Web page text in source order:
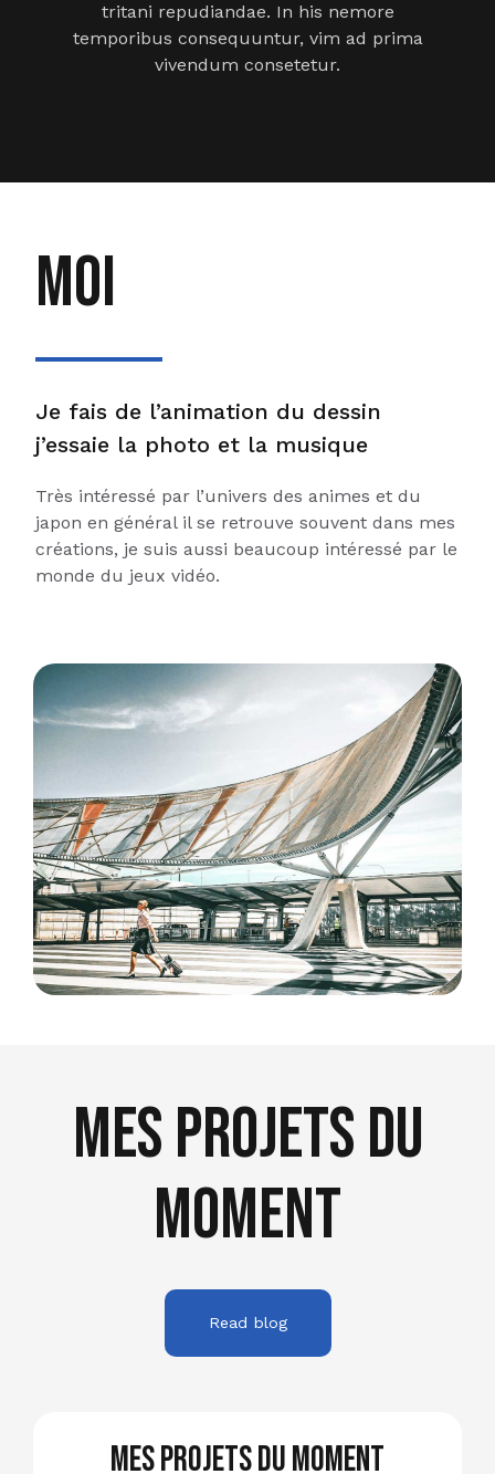
tritani repudiandae. In his nemore
temporibus consequuntur, vim ad prima
vivendum consetetur.
Moi
Je fais de l’animation du dessin
j’essaie la photo et la musique
Très intéressé par l’univers des animes et du
japon en général il se retrouve souvent dans mes
créations, je suis aussi beaucoup intéressé par le
monde du jeux vidéo.
Mes projets du
moment
Read blog
Mes projets du moment